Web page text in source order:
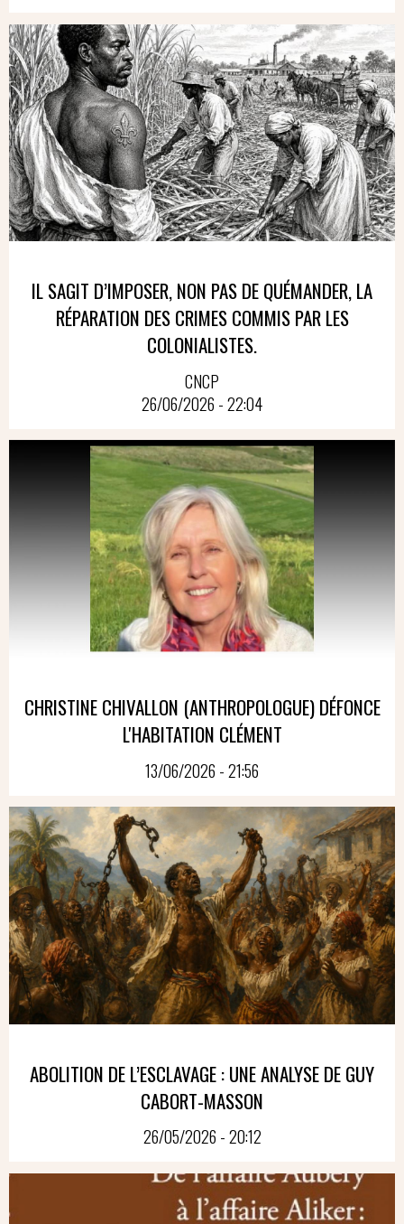
IL SAGIT D’IMPOSER, NON PAS DE QUÉMANDER, LA
RÉPARATION DES CRIMES COMMIS PAR LES
COLONIALISTES.
CNCP
26/06/2026 - 22:04
CHRISTINE CHIVALLON (ANTHROPOLOGUE) DÉFONCE
L'HABITATION CLÉMENT
13/06/2026 - 21:56
ABOLITION DE L’ESCLAVAGE : UNE ANALYSE DE GUY
CABORT-MASSON
26/05/2026 - 20:12